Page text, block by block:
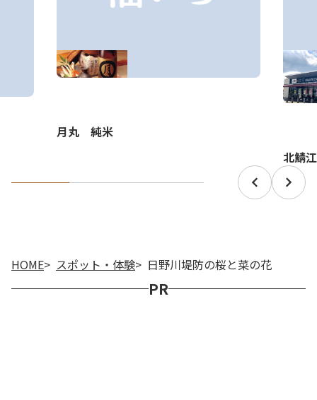
HOME スポット・体験 日野川堤防の桜と菜の花
月丸 純米
北鯖
PR